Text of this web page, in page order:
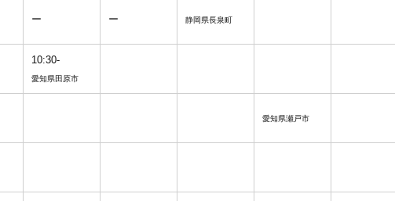
ー ー 静岡県長泉町
10:30-
愛知県田原市
愛知県瀬戸市